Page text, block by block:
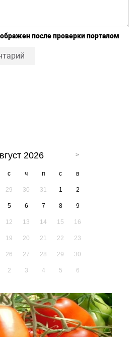
после проверки порталом
2026
с ч п с в
29 30 31 1 2
5 6 7 8 9
12 13 14 15 16
19 20 21 22 23
26 27 28 29 30
2 3 4 5 6